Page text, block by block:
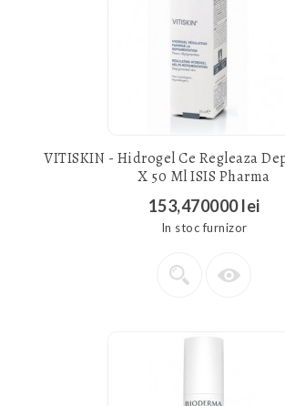
VITISKIN - Hidrogel Ce Regleaza
X 50 Ml ISIS Pharma
153,470000 lei
In stoc furnizor